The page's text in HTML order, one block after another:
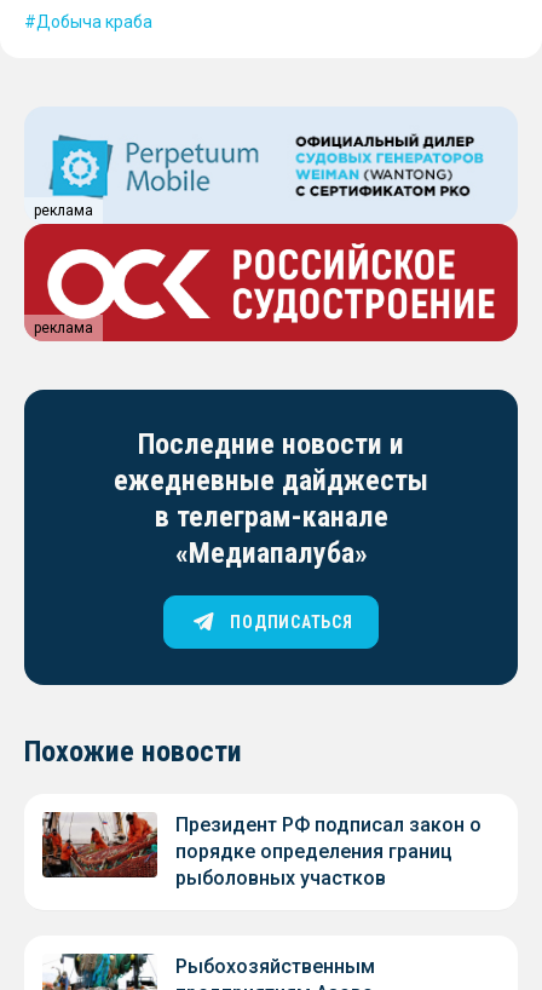
Добыча краба
реклама
реклама
Последние новости и
ежедневные дайджесты
в телеграм-канале
«Медиапалуба»
ПОДПИСАТЬСЯ
Похожие новости
Президент РФ подписал закон о
порядке определения границ
рыболовных участков
Рыбохозяйственным